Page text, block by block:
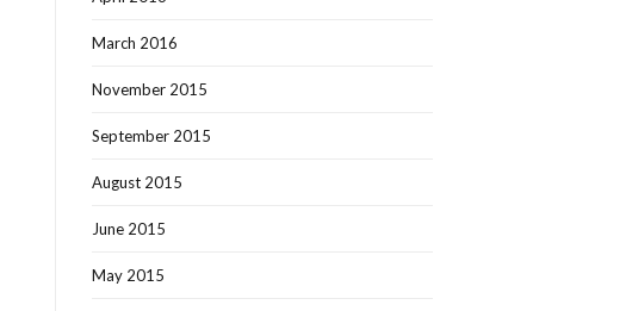
March 2016
November 2015
September 2015
August 2015
June 2015
May 2015